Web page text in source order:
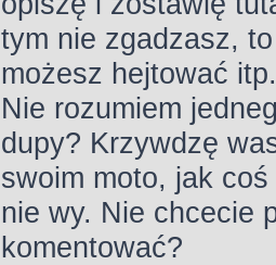
tym nie zgadzasz,
możesz hejtować itp.
Nie rozumiem
dupy? Krzywdzę
swoim moto, jak
nie wy. Nie chcecie
komentować?